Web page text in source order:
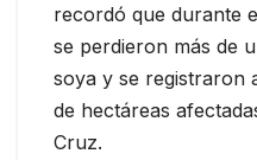
recordó que durante
se perdieron más de
soya y se registraron
de hectáreas
Cruz.